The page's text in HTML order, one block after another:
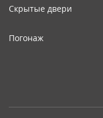
Скрытые двери
Погонаж